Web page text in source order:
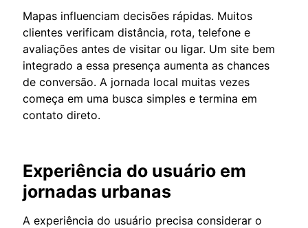
Mapas influenciam decisões rápidas. Muitos
clientes verificam distância, rota, telefone e
avaliações antes de visitar ou ligar. Um site bem
integrado a essa presença aumenta as chances
de conversão. A jornada local muitas vezes
começa em uma busca simples e termina em
contato direto.
Experiência do usuário em
jornadas urbanas
A experiência do usuário precisa considerar o